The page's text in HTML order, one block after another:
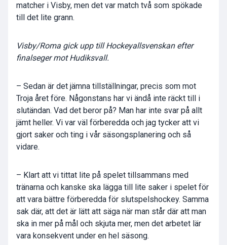
matcher i Visby, men det var match två som spökade
till det lite grann.
Visby/Roma gick upp till Hockeyallsvenskan efter
finalseger mot Hudiksvall.
– Sedan är det jämna tillställningar, precis som mot
Troja året före. Någonstans har vi ändå inte räckt till i
slutändan. Vad det beror på? Man har inte svar på allt
jämt heller. Vi var väl förberedda och jag tycker att vi
gjort saker och ting i vår säsongsplanering och så
vidare.
– Klart att vi tittat lite på spelet tillsammans med
tränarna och kanske ska lägga till lite saker i spelet för
att vara bättre förberedda för slutspelshockey. Samma
sak där, att det är lätt att säga när man står där att man
ska in mer på mål och skjuta mer, men det arbetet lär
vara konsekvent under en hel säsong.